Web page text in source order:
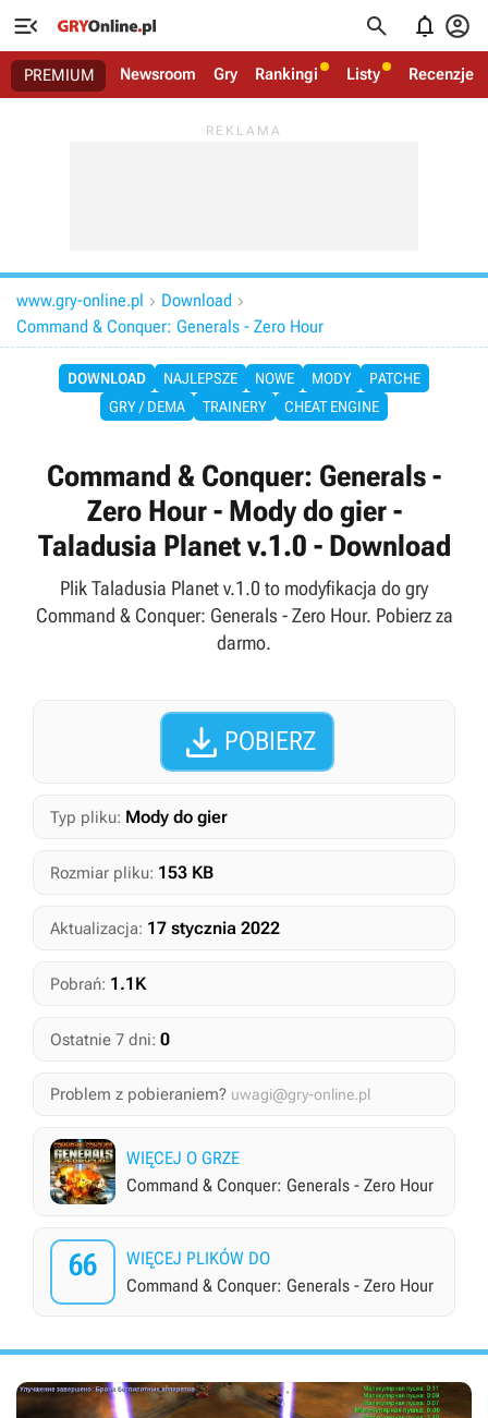
   
PREMIUM Newsroom Gry Rankingi Listy Recenzje
www.gry-online.pl  Download 
Command & Conquer: Generals - Zero Hour
DOWNLOAD NAJLEPSZE NOWE MODY
PATCHE
GRY / DEMA
TRAINERY CHEAT ENGINE
Command & Conquer: Generals -
Zero Hour - Mody do gier -
Taladusia Planet v.1.0 - Download
Plik Taladusia Planet v.1.0 to modyfikacja do gry
Command & Conquer: Generals - Zero Hour. Pobierz za
darmo.
 POBIERZ
Typ pliku: Mody do gier
Rozmiar pliku: 153 KB
Aktualizacja: 17 stycznia 2022
Pobrań: 1.1K
Ostatnie 7 dni: 0
Problem z pobieraniem? uwagi@gry-online.pl
WIĘCEJ O GRZE
Command & Conquer: Generals - Zero Hour
66
WIĘCEJ PLIKÓW DO
Command & Conquer: Generals - Zero Hour